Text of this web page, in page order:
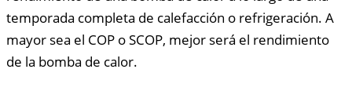
temporada completa de calefacción o refrigeración. A
mayor sea el COP o SCOP, mejor será el rendimiento
de la bomba de calor.